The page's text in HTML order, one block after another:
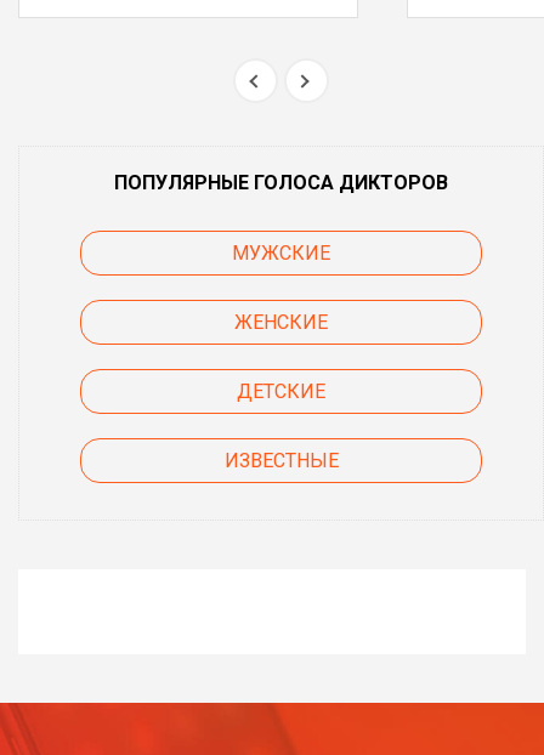
ПОПУЛЯРНЫЕ ГОЛОСА ДИКТОРОВ
МУЖСКИЕ
ЖЕНСКИЕ
ДЕТСКИЕ
ИЗВЕСТНЫЕ